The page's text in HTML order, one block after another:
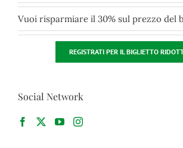
Vuoi risparmiare il 30% sul prezzo del
REGISTRATI PER IL BIGLIETTO
Social Network